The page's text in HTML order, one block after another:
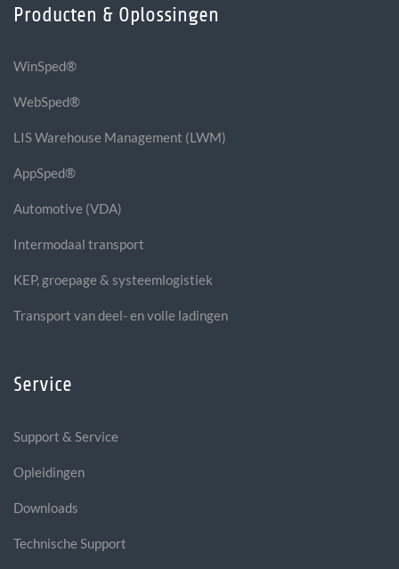
Producten & Oplossingen
WinSped®
WebSped®
LIS Warehouse Management (LWM)
AppSped®
Automotive (VDA)
Intermodaal transport
KEP, groepage & systeemlogistiek
Transport van deel- en volle ladingen
Service
Support & Service
Opleidingen
Downloads
Technische Support